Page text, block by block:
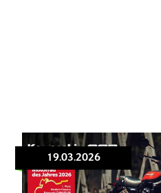
19.03.2026